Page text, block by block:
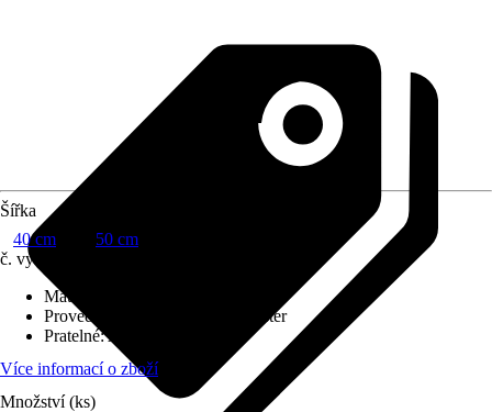
Šířka
40 cm
50 cm
č. výrobku
Materiál potahu
Provedení výplně
100 % polyester
Pratelné:Ano
Více informací o zboží
Množství (ks)